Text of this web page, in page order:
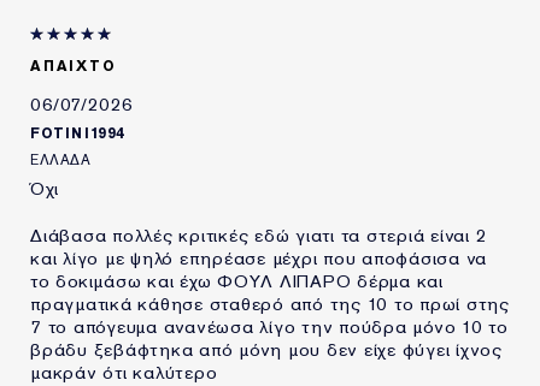
ΑΠΑΙΧΤΟ
06/07/2026
FOTINI1994
ΕΛΛΆΔΑ
Όχι
Διάβασα πολλές κριτικές εδώ γιατι τα στεριά είναι 2
και λίγο με ψηλό επηρέασε μέχρι που αποφάσισα να
το δοκιμάσω και έχω ΦΟΥΛ ΛΙΠΑΡΟ δέρμα και
πραγματικά κάθησε σταθερό από της 10 το πρωί στης
7 το απόγευμα ανανέωσα λίγο την πούδρα μόνο 10 το
βράδυ ξεβάφτηκα από μόνη μου δεν είχε φύγει ίχνος
μακράν ότι καλύτερο